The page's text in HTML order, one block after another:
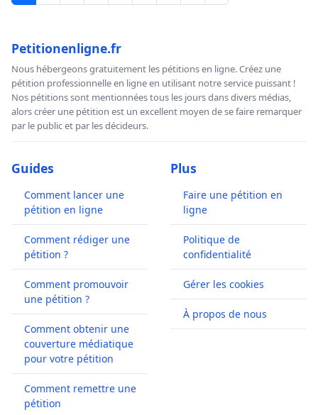
Petitionenligne.fr
Nous hébergeons gratuitement les pétitions en ligne. Créez une
pétition professionnelle en ligne en utilisant notre service puissant !
Nos pétitions sont mentionnées tous les jours dans divers médias,
alors créer une pétition est un excellent moyen de se faire remarquer
par le public et par les décideurs.
Guides
Comment lancer une
pétition en ligne
Comment rédiger une
pétition ?
Comment promouvoir
une pétition ?
Comment obtenir une
couverture médiatique
pour votre pétition
Comment remettre une
pétition
Plus
Faire une pétition en
ligne
Politique de
confidentialité
Gérer les cookies
À propos de nous